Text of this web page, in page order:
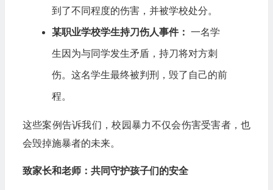
到了不同程度的伤害，并被学校处分。
某职业学校学生持刀伤人事件： 一名学
生因为与同学发生矛盾，持刀将对方刺
伤。这名学生最终被判刑，毁了自己的前
程。
这些案例告诉我们，校园暴力不仅会伤害受害者，也
会毁掉施暴者的未来。
致家长和老师：共同守护孩子们的安全